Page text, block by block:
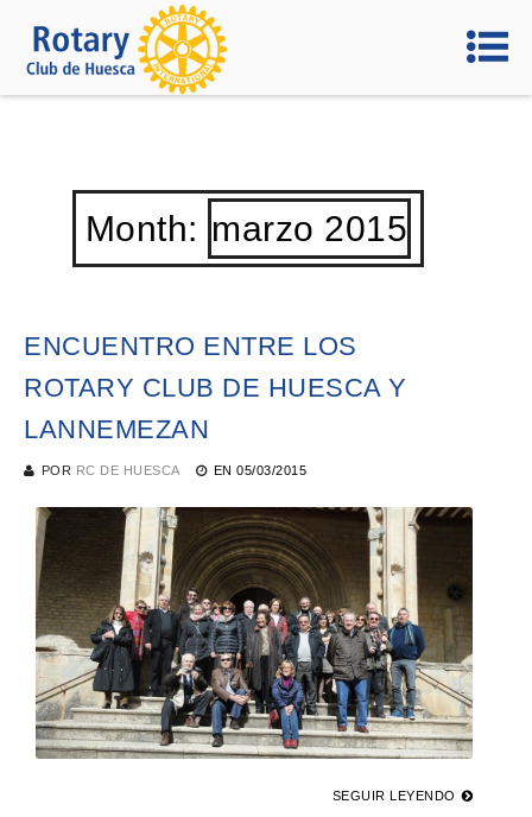
Month: marzo 2015
ENCUENTRO ENTRE LOS
ROTARY CLUB DE HUESCA Y
LANNEMEZAN
POR RC DE HUESCA EN 05/03/2015
SEGUIR LEYENDO